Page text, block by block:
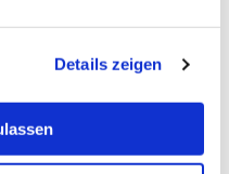
Details zeigen